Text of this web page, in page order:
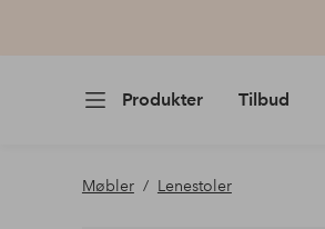
Produkter Tilbud
Møbler Lenestoler